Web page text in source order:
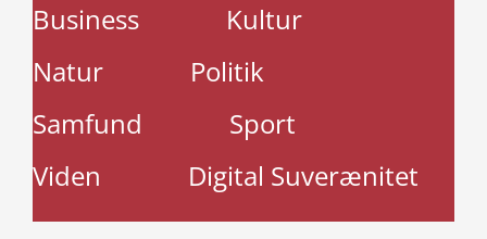
Business
Kultur
Natur
Politik
Samfund
Sport
Viden
Digital Suverænitet